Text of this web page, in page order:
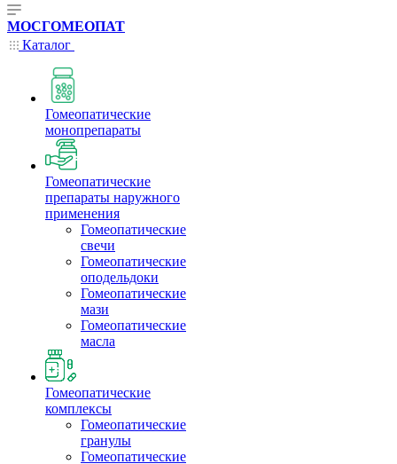
МОСГОМЕОПАТ
Каталог
Гомеопатические
монопрепараты
Гомеопатические
препараты наружного
применения
Гомеопатические
свечи
Гомеопатические
оподельдоки
Гомеопатические
мази
Гомеопатические
масла
Гомеопатические
комплексы
Гомеопатические
гранулы
Гомеопатические